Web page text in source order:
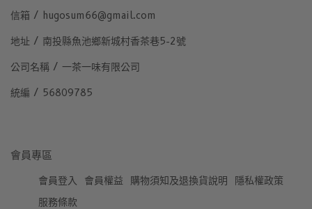
信箱 / hugosum66@gmail.com
地址 / 南投縣魚池鄉新城村香茶巷5-2號
公司名稱 / 一茶一味有限公司
統編 / 56809785
會員專區
會員登入
會員權益 購物須知及退換貨說明
隱私權政策
服務條款